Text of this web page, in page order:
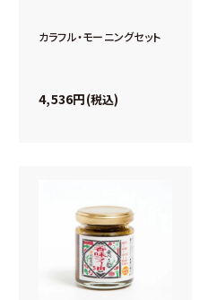
カラフル・モーニングセット
4,536 税込